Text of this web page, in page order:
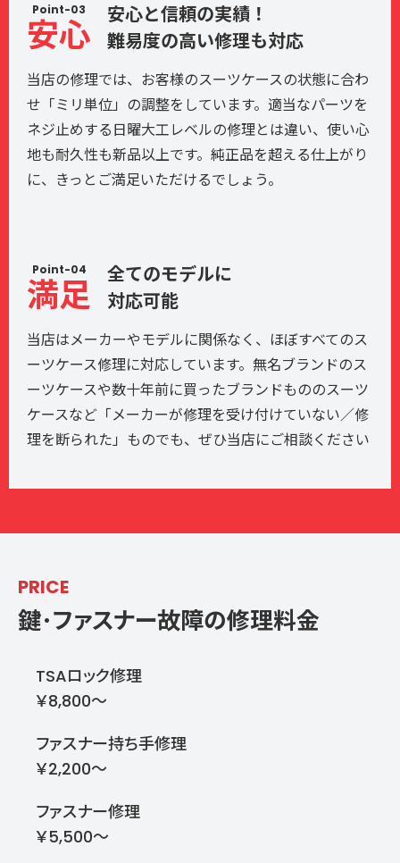
Point-03
安心
安心と信頼の実績！
難易度の高い修理も対応
当店の修理では、お客様のスーツケースの状態に合わ
せ「ミリ単位」の調整をしています。適当なパーツを
ネジ止めする日曜大工レベルの修理とは違い、使い心
地も耐久性も新品以上です。純正品を超える仕上がり
に、きっとご満足いただけるでしょう。
Point-04
満足
全てのモデルに
対応可能
当店はメーカーやモデルに関係なく、ほぼすべてのス
ーツケース修理に対応しています。無名ブランドのス
ーツケースや数十年前に買ったブランドもののスーツ
ケースなど「メーカーが修理を受け付けていない／修
理を断られた」ものでも、ぜひ当店にご相談ください
PRICE
鍵･ファスナー故障の修理料金
TSAロック修理
￥8,800～
ファスナー持ち手修理
￥2,200～
ファスナー修理
￥5,500～